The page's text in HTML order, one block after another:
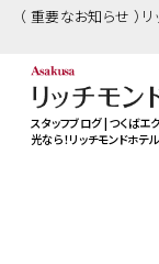
（ 重要なお知らせ ）
スタッフブログ | つくばエ
光なら！リッチモンドホテ